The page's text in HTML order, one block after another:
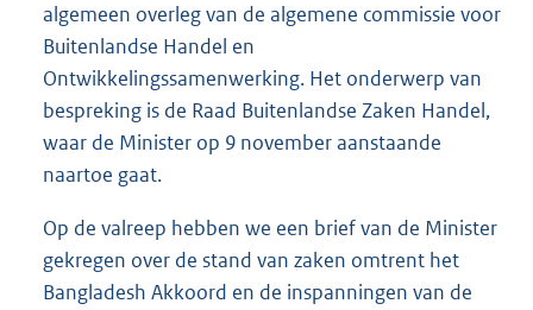
algemeen overleg van de algemene commissie voor
Buitenlandse Handel en
Ontwikkelingssamenwerking. Het onderwerp van
bespreking is de Raad Buitenlandse Zaken Handel,
waar de Minister op 9 november aanstaande
naartoe gaat.
Op de valreep hebben we een brief van de Minister
gekregen over de stand van zaken omtrent het
Bangladesh Akkoord en de inspanningen van de